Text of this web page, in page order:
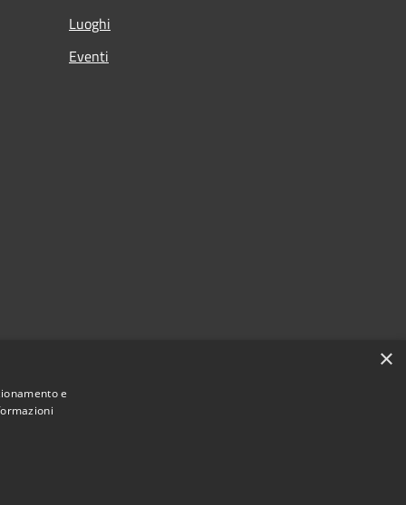
Luoghi
Eventi
×
e